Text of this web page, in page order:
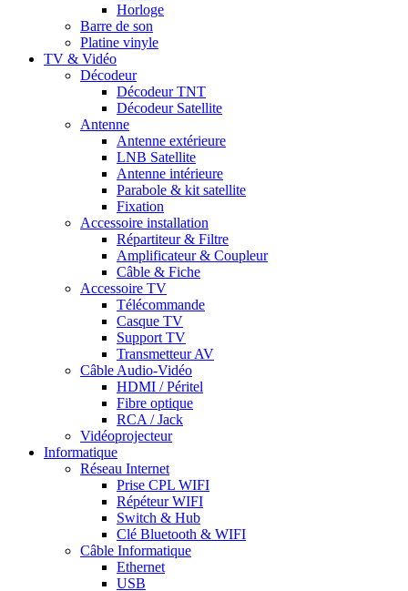
Horloge
Barre de son
Platine vinyle
TV & Vidéo
Décodeur
Décodeur TNT
Décodeur Satellite
Antenne
Antenne extérieure
LNB Satellite
Antenne intérieure
Parabole & kit satellite
Fixation
Accessoire installation
Répartiteur & Filtre
Amplificateur & Coupleur
Câble & Fiche
Accessoire TV
Télécommande
Casque TV
Support TV
Transmetteur AV
Câble Audio-Vidéo
HDMI / Péritel
Fibre optique
RCA / Jack
Vidéoprojecteur
Informatique
Réseau Internet
Prise CPL WIFI
Répéteur WIFI
Switch & Hub
Clé Bluetooth & WIFI
Câble Informatique
Ethernet
USB